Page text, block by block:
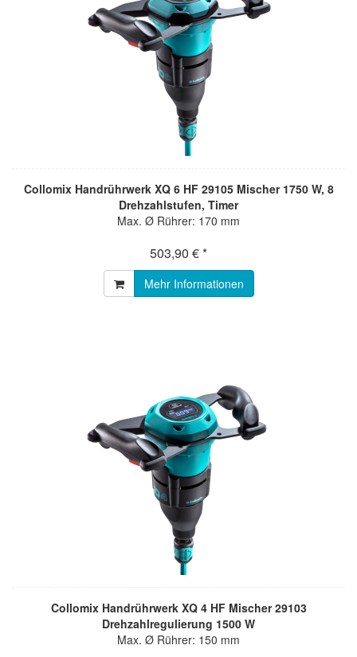
Collomix Handrührwerk XQ 6 HF 29105 Mischer 1750 W, 8
Drehzahlstufen, Timer
Max. Ø Rührer: 170 mm
503,90 € *
Mehr Informationen
Collomix Handrührwerk XQ 4 HF Mischer 29103
Drehzahlregulierung 1500 W
Max. Ø Rührer: 150 mm